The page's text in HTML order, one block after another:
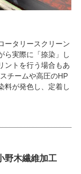
ータリースクリーン
ら実際に「捺染」し
ントを行う場合もあ
チームや高圧のHP
料が発色し、定着し
野木繊維加工